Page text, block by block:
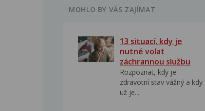
MOHLO BY VÁS ZAJÍMAT
13 situací, kdy je
nutné volat
záchrannou službu
Rozpoznat, kdy je
zdravotní stav vážný a kdy
už je...